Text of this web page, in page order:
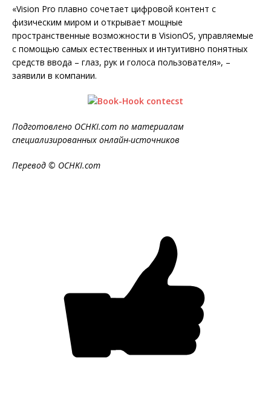
«Vision Pro плавно сочетает цифровой контент с
физическим миром и открывает мощные
пространственные возможности в VisionOS, управляемые
с помощью самых естественных и интуитивно понятных
средств ввода – глаз, рук и голоса пользователя», –
заявили в компании.
Подготовлено OCHKI.com по материалам
специализированных онлайн-источников
Перевод © OCHKI.com